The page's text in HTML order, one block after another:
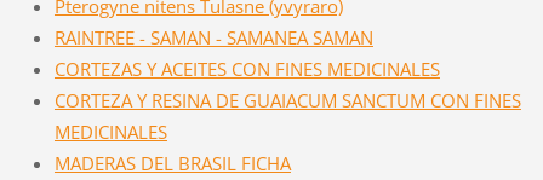
Pterogyne nitens Tulasne (yvyraro)
RAINTREE - SAMAN - SAMANEA SAMAN
CORTEZAS Y ACEITES CON FINES MEDICINALES
CORTEZA Y RESINA DE GUAIACUM SANCTUM CON FINES
MEDICINALES
MADERAS DEL BRASIL FICHA